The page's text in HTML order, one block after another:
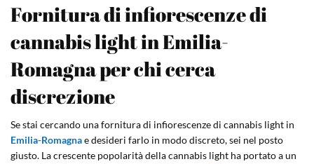
Fornitura di infiorescenze di
cannabis light in Emilia-
Romagna per chi cerca
discrezione
Se stai cercando una fornitura di infiorescenze di cannabis light in
Emilia-Romagnae desideri farlo in modo discreto, sei nel posto
giusto. La crescente popolarità della cannabis light ha portato a un